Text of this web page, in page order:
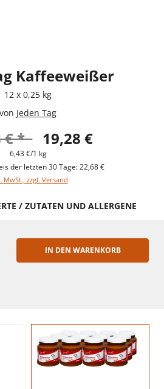
Kaffeeweißer
12 x 0,25 kg
von Jeden Tag
€ * 19,28 €
6,43 €/1 kg
der letzten 30 Tage: 22,68 €
MwSt., zzgl. Versand
/ ZUTATEN UND ALLERGENE
IN DEN WARENKORB